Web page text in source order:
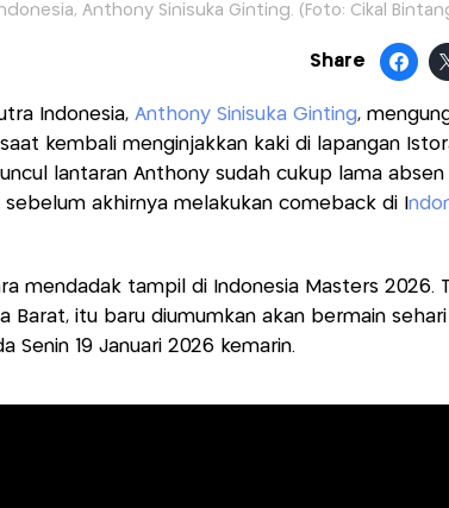
Anthony Sinisuka Ginting. (Foto: Cikal
Share
Indonesia, Anthony Sinisuka Ginting,
kembali menginjakkan kaki di lapangan
lantaran Anthony sudah cukup lama
akhirnya melakukan comeback di I
mendadak tampil di Indonesia Masters 2026.
Barat, itu baru diumumkan akan bermain
Senin 19 Januari 2026 kemarin.